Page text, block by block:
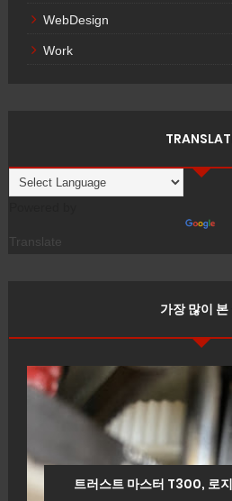
WebDesign
Work
Translate
가장 많이 본
트러스트 마스터 T300, 로